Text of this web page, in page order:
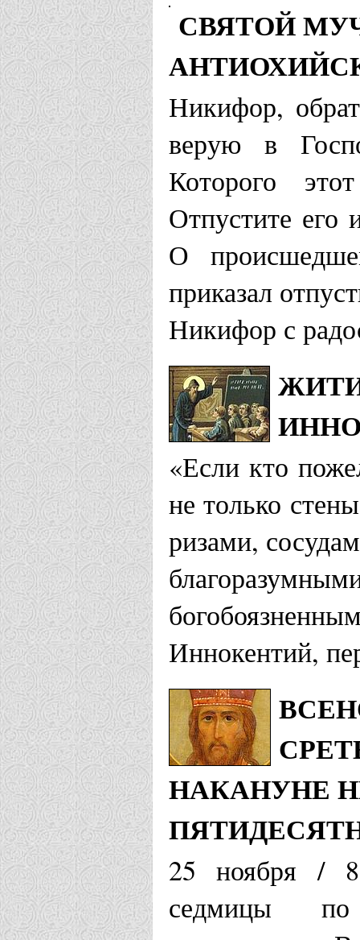
СВЯТОЙ
Никифор,
верую в
Которого
Отпустите его
О
приказал
Никифор с
«Если кто
не только
ризами,
Иннокентий,
НАКАНУНЕ
25 ноября /
седмицы по